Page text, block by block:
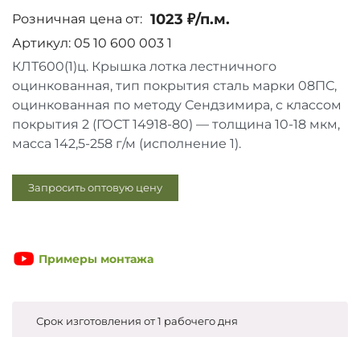
Розничная цена от: 1023 ₽/п.м.
Артикул: 05 10 600 003 1
КЛТ600(1)ц. Крышка лотка лестничного
оцинкованная, тип покрытия сталь марки 08ПС,
оцинкованная по методу Сендзимира, с классом
покрытия 2 (ГОСТ 14918-80) — толщина 10-18 мкм,
масса 142,5-258 г/м (исполнение 1).
Запросить оптовую цену
Примеры монтажа
Срок изготовления от 1 рабочего дня
Запросить цены